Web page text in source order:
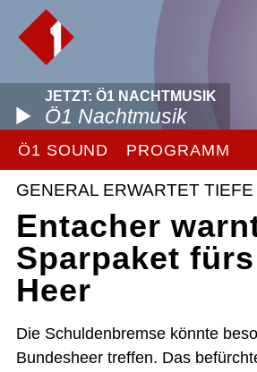
JETZT: Ö1 NACHTMUSIK
Ö1 Nachtmusik
Ö1 SOUND PROGRAMM
GENERAL ERWARTET
Entacher
Sparpaket fürs
Heer
Die Schuldenbremse könnte
Bundesheer treffen. Das